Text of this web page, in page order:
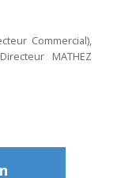
Commercial),
MATHEZ